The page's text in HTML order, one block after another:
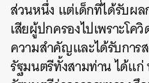
ส่วนหนึ่ง แต่เด็กที่ได้รับผ
เสียผู้ปกครองไปเพราะโค
ความสำคัญและได้รับการ
รัฐมนตรีทั้งสามท่าน ได้แก่